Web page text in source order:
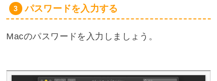
パスワードを入力する
Macのパスワードを入力しましょう。